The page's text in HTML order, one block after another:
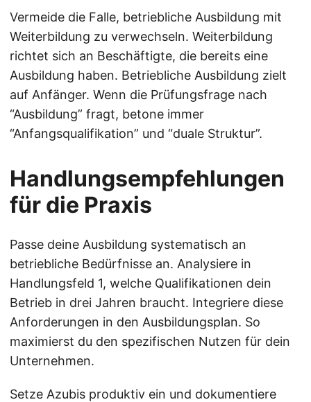
Vermeide die Falle, betriebliche Ausbildung mit
Weiterbildung zu verwechseln. Weiterbildung
richtet sich an Beschäftigte, die bereits eine
Ausbildung haben. Betriebliche Ausbildung zielt
auf Anfänger. Wenn die Prüfungsfrage nach
“Ausbildung” fragt, betone immer
“Anfangsqualifikation” und “duale Struktur”.
Handlungsempfehlungen
für die Praxis
Passe deine Ausbildung systematisch an
betriebliche Bedürfnisse an. Analysiere in
Handlungsfeld 1, welche Qualifikationen dein
Betrieb in drei Jahren braucht. Integriere diese
Anforderungen in den Ausbildungsplan. So
maximierst du den spezifischen Nutzen für dein
Unternehmen.
Setze Azubis produktiv ein und dokumentiere